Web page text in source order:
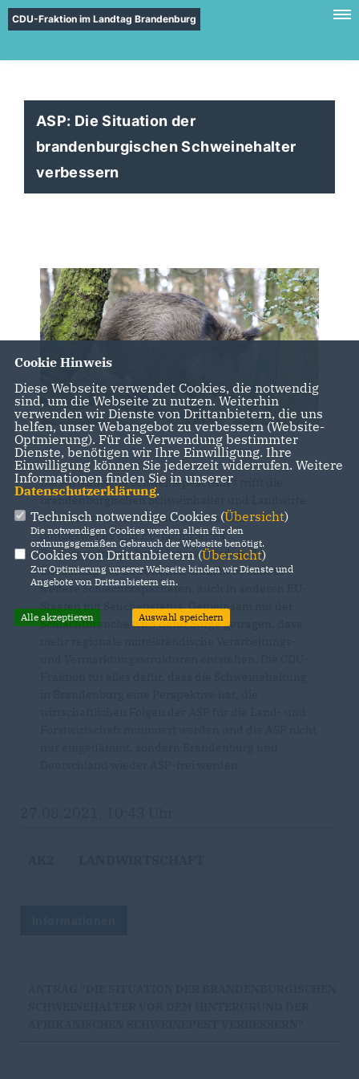
CDU-Fraktion im Landtag Brandenburg
ASP: Die Situation der
brandenburgischen Schweinehalter
verbessern
Die Afrikanische Schweinepest (ASP) trifft die
brandenburgischen Schweinhalter und Landwirte
hart. Um sie zu unterstützen, muss ein
bundesweites und EU-notifiziertes
Förderprogramm beschlossen werden. Zu
Entlastung der Betroffenen braucht es zudem
weitere Schlachtkapazitäten, auch in anderen EU-
Staaten mit Seuchenstatus. Gemeinsam mit der
Schlachtbranche wird dafür Sorge getragen, dass
Cookie Hinweis
Diese Webseite verwendet Cookies, die notwendig
sind, um die Webseite zu nutzen. Weiterhin
verwenden wir Dienste von Drittanbietern, die uns
helfen, unser Webangebot zu verbessern (Website-
Optmierung). Für die Verwendung bestimmter
Dienste, benötigen wir Ihre Einwilligung. Ihre
Einwilligung können Sie jederzeit widerrufen. Weitere
Informationen finden Sie in unserer
Datenschutzerklärung.
Technisch notwendige Cookies (Übersicht)
Die notwendigen Cookies werden allein für den
ordnungsgemäßen Gebrauch der Webseite benötigt.
Cookies von Drittanbietern (Übersicht)
Zur Optimierung unserer Webseite binden wir Dienste und
Angebote von Drittanbietern ein.
Alle akzeptieren Auswahl speichern